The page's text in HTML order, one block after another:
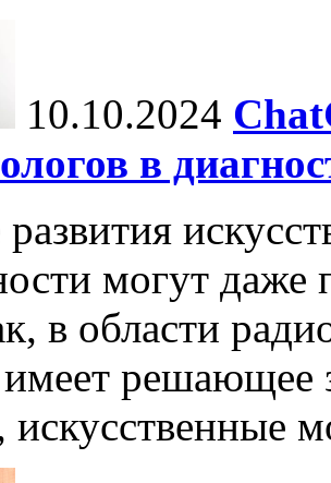
10.10.2024
в
могут даже
в области
имеет решающее
искусственные